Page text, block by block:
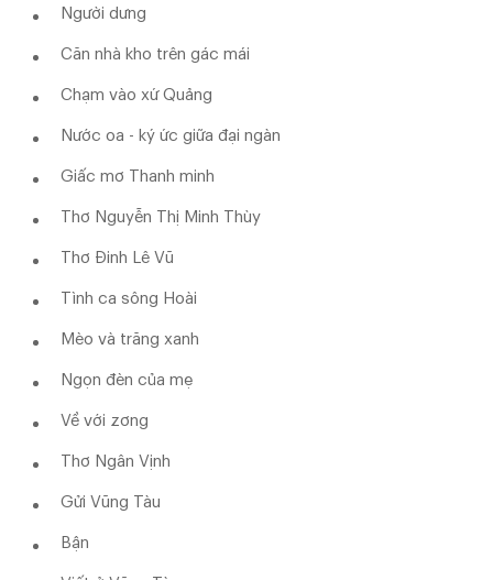
Người dưng
Căn nhà kho trên gác mái
Chạm vào xứ Quảng
Nước oa - ký ức giữa đại ngàn
Giấc mơ Thanh minh
Thơ Nguyễn Thị Minh Thùy
Thơ Đinh Lê Vũ
Tình ca sông Hoài
Mèo và trăng xanh
Ngọn đèn của mẹ
Về với zơng
Thơ Ngân Vịnh
Gửi Vũng Tàu
Bận